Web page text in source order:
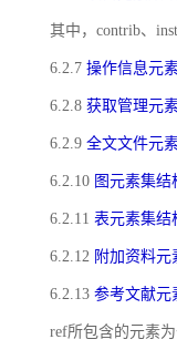
其中，contrib、
6.2.7 操作信息元
6.2.8 获取管理元
6.2.9 全文文件元
6.2.10 图元素集结
6.2.11 表元素集结
6.2.12 附加资料元
6.2.13 参考文献元
ref所包含的元素